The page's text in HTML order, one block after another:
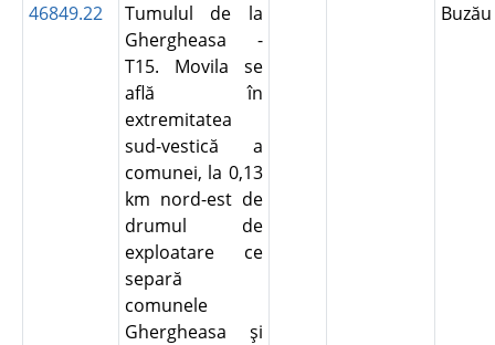
46849.22
Tumulul de la
Ghergheasa -
T15. Movila se
află în
extremitatea
sud-vestică a
comunei, la 0,13
km nord-est de
drumul de
exploatare ce
separă
comunele
Ghergheasa şi